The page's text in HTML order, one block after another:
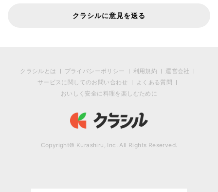
クラシルに意見を送る
クラシルとは プライバシーポリシー 利用規約
運営会社
サービスに関してのお問い合わせ
よくある質問
おいしく安全に料理を楽しむために
Copyright© Kurashiru, Inc. All Rights Reserved.